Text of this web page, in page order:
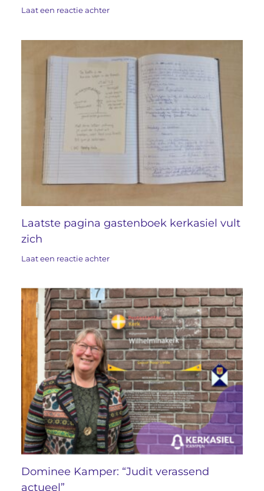
Laat een reactie achter
Laatste pagina gastenboek kerkasiel vult
zich
Laat een reactie achter
Dominee Kamper: “Judit verassend
actueel”